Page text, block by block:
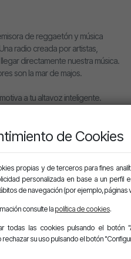
de reggaetón y música
radio creada por artistas,
directamente nuestra música.
son la mar de majos.
a tu altavoz inteligente.
de Cookies
propias y de terceros para fines
personalizada en base a un perfil
de navegación (por ejemplo, páginas
consulte la política de cookies.
todas las cookies pulsando el botón
rechazar su uso pulsando el botón